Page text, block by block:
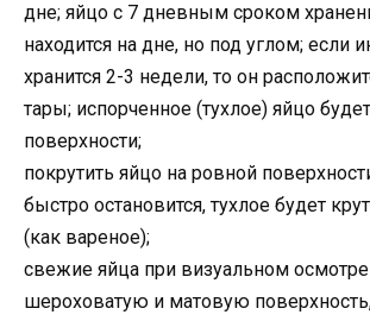
дне; яйцо с 7 дневным сроком
находится на дне, но под углом; если
хранится 2-3 недели, то он
тары; испорченное (тухлое) яйцо
поверхности;
покрутить яйцо на ровной
быстро остановится, тухлое будет
(как вареное);
свежие яйца при визуальном
шероховатую и матовую